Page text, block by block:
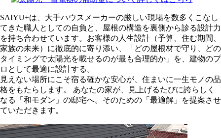
SAIYU+は、大手ハウスメーカーの厳しい現場を数多くこなし
てきた職人としての自負と、屋根の構造を裏側から診る設計力
を持ち合わせています。お客様の人生設計（予算、住む期間、
家族の未来）に徹底的に寄り添い、「どの屋根材で守り、どの
タイミングで太陽光を載せるのが最も合理的か」を、建物のプ
ロとして最適に設計する。
見えない場所にこそ宿る確かな安心が、住まいに一生モノの品
格をもたらします。 あなたの家が、見上げるたびに誇らしく
なる「和モダン」の邸宅へ。そのための「最適解」を提案させ
ていただきます。